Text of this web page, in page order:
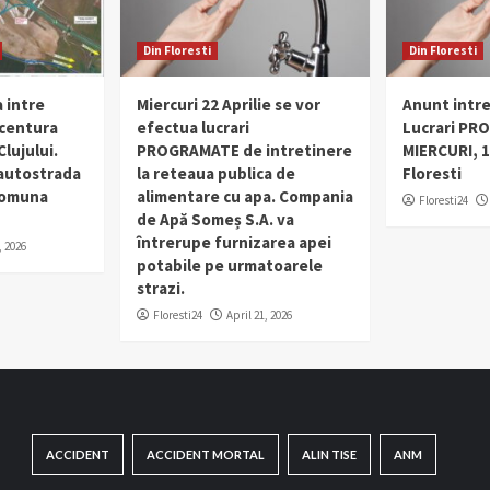
intre
2026
Din Floresti
Miercuri 22 Aprilie se vor
efectua lucrari
PROGRAMATE de intretinere
la reteaua publica de
alimentare cu apa. Compania
de Apă Someș S.A. va
întrerupe furnizarea apei
potabile pe urmatoarele
strazi.
Floresti24 April 21, 2026
Din Floresti
Anunt
Lucrari
MIERCURI,
Floresti
Floresti24
ACCIDENT ACCIDENT MORTAL ALIN TISE ANM